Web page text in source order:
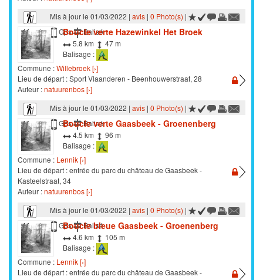
Mis à jour le 01/03/2022 | avis| 0 Photo(s) |
Marche
Gps Balisé
Boucle verte Hazewinkel Het Broek
5.8 km
47 m
Balisage :
Commune :Willebroek [›]
Lieu de départ : Sport Vlaanderen - Beenhouwerstraat, 28
Auteur :natuurenbos [›]
Mis à jour le 01/03/2022 | avis| 0 Photo(s) |
Marche
Gps Balisé
Boucle verte Gaasbeek - Groenenberg
4.5 km
96 m
Balisage :
Commune : Lennik [›]
Lieu de départ : entrée du parc du château de Gaasbeek -
Kasteelstraat, 34
Auteur :natuurenbos [›]
Mis à jour le 01/03/2022 | avis| 0 Photo(s) |
Marche
Gps Balisé
Boucle bleue Gaasbeek - Groenenberg
4.6 km
105 m
Balisage :
Commune : Lennik [›]
Lieu de départ : entrée du parc du château de Gaasbeek -